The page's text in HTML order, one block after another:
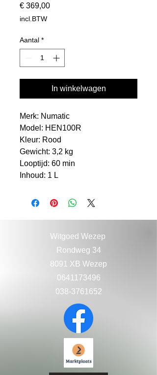
€ 369,00Prijs
incl.BTW
Aantal *
In winkelwagen
Merk: Numatic
Model: HEN100R
Kleur: Rood
Gewicht: 3,2 kg
Looptijd: 60 min
Inhoud: 1 L
Witgoed Wezep
Rondweg 34
8091 XB Wezep
0641173496
038-3761652